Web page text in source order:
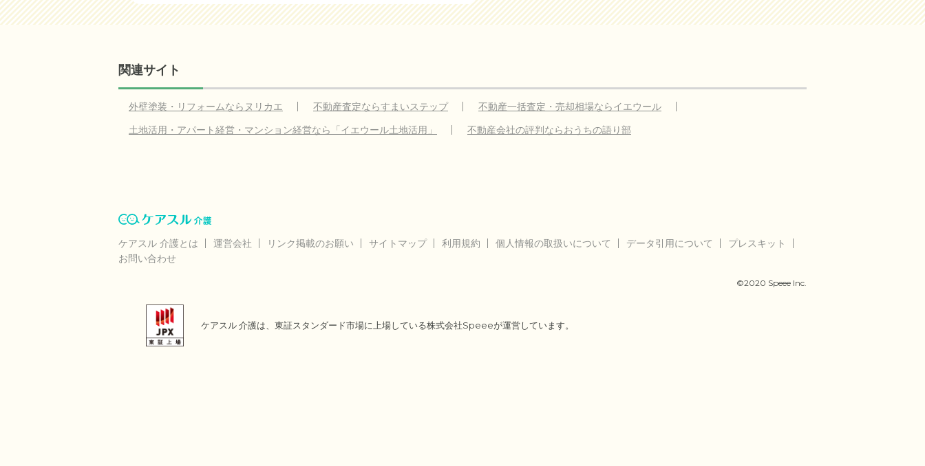
関連サイト
外壁塗装・リフォームならヌリカエ 不動産査定ならすまいステップ
不動産一括査定・売却相場ならイエウール
土地活用・アパート経営・マンション経営なら「イエウール土地活用」
不動産会社の評判ならおうちの語り部
ケアスル 介護とは 運営会社 リンク掲載のお願い サイトマップ 利用規約 個人情報の取扱いについて データ引用について
プレスキット
お問い合わせ
©2020 Speee Inc.
ケアスル 介護は、東証スタンダード市場に上場している株式会社Speeeが運営しています。